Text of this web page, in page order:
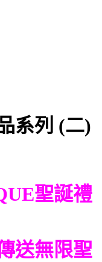
系列 (二)
聖誕禮
送無限聖